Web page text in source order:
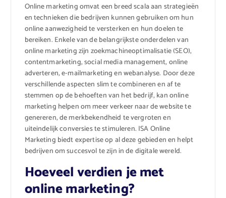
Online marketing omvat een breed scala aan strategieën
en technieken die bedrijven kunnen gebruiken om hun
online aanwezigheid te versterken en hun doelen te
bereiken. Enkele van de belangrijkste onderdelen van
online marketing zijn zoekmachineoptimalisatie (SEO),
contentmarketing, social media management, online
adverteren, e-mailmarketing en webanalyse. Door deze
verschillende aspecten slim te combineren en af te
stemmen op de behoeften van het bedrijf, kan online
marketing helpen om meer verkeer naar de website te
genereren, de merkbekendheid te vergroten en
uiteindelijk conversies te stimuleren. ISA Online
Marketing biedt expertise op al deze gebieden en helpt
bedrijven om succesvol te zijn in de digitale wereld.
Hoeveel verdien je met
online marketing?